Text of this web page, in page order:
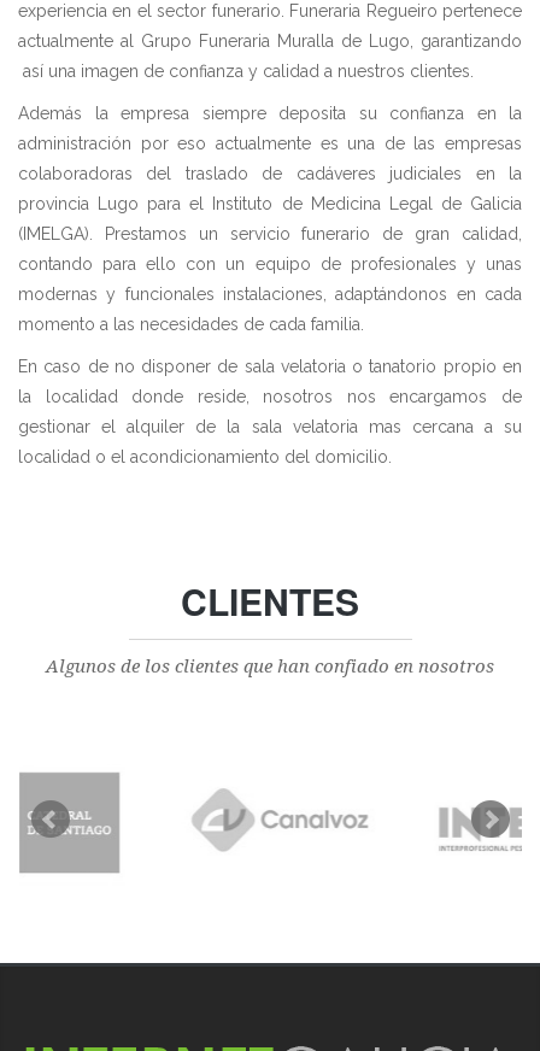
experiencia en el sector funerario. Funeraria Regueiro pertenece
actualmente al Grupo Funeraria Muralla de Lugo, garantizando
así una imagen de confianza y calidad a nuestros clientes.
Además la empresa siempre deposita su confianza en la
administración por eso actualmente es una de las empresas
colaboradoras del traslado de cadáveres judiciales en la
provincia Lugo para el Instituto de Medicina Legal de Galicia
(IMELGA). Prestamos un servicio funerario de gran calidad,
contando para ello con un equipo de profesionales y unas
modernas y funcionales instalaciones, adaptándonos en cada
momento a las necesidades de cada familia.
En caso de no disponer de sala velatoria o tanatorio propio en
la localidad donde reside, nosotros nos encargamos de
gestionar el alquiler de la sala velatoria mas cercana a su
localidad o el acondicionamiento del domicilio.
CLIENTES
Algunos de los clientes que han confiado en nosotros